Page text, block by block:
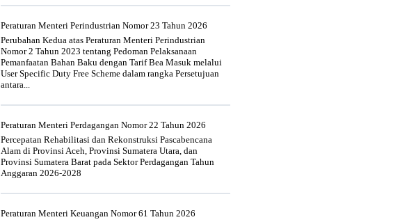
Peraturan Menteri Perindustrian Nomor 23 Tahun 2026
Perubahan Kedua atas Peraturan Menteri Perindustrian
Nomor 2 Tahun 2023 tentang Pedoman Pelaksanaan
Pemanfaatan Bahan Baku dengan Tarif Bea Masuk melalui
User Specific Duty Free Scheme dalam rangka Persetujuan
antara...
Peraturan Menteri Perdagangan Nomor 22 Tahun 2026
Percepatan Rehabilitasi dan Rekonstruksi Pascabencana
Alam di Provinsi Aceh, Provinsi Sumatera Utara, dan
Provinsi Sumatera Barat pada Sektor Perdagangan Tahun
Anggaran 2026-2028
Peraturan Menteri Keuangan Nomor 61 Tahun 2026